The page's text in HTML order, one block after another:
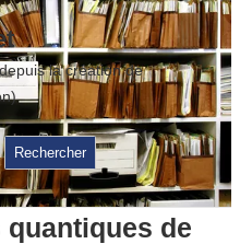
la création de
Rechercher
de